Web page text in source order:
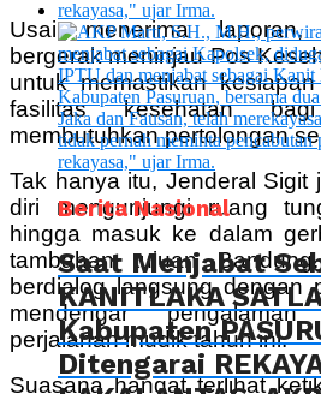
Usai menerima laporan,
bergerak meninjau Pos
untuk memastikan
fasilitas kesehatan
membutuhkan pertolongan
Tak hanya itu, Jenderal Sigit
diri mengunjungi ruang
hingga masuk ke dalam
tambahan tujuan
berdialog langsung dengan
mendengar
perjalanan mudik tahun ini.
Suasana hangat terlihat
Berita Nasional
Saat Menjabat
KANITLAKA
Kabupaten
Ditengarai